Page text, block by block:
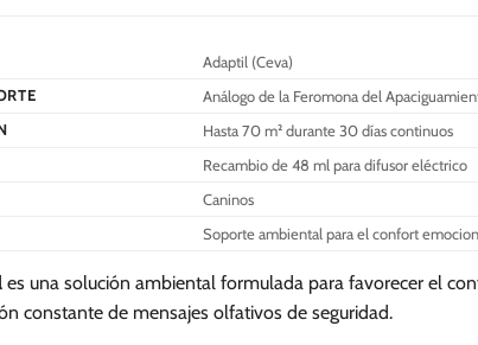
Adaptil (Ceva)
Análogo de la Feromona del
Hasta 70 m² durante 30 días continuos
Recambio de 48 ml para difusor eléctrico
Caninos
Soporte ambiental para el confort
es una solución ambiental formulada para favorecer el
constante de mensajes olfativos de seguridad.